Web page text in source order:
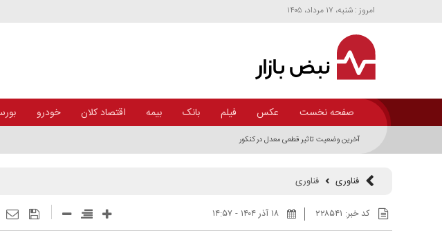
امروز : شنبه، ۱۷ مرداد، ۱۴۰۵
صفحه نخست عکس فیلم بانک بیمه اقتصاد کلان خودرو
آخرین وضعیت تاثیر قطعی معدل در کنکور
فناوری فناوری
کد خبر: ۲۲۸۵۴۱ ۱۸ آذر ۱۴۰۴ - ۱۴:۵۷